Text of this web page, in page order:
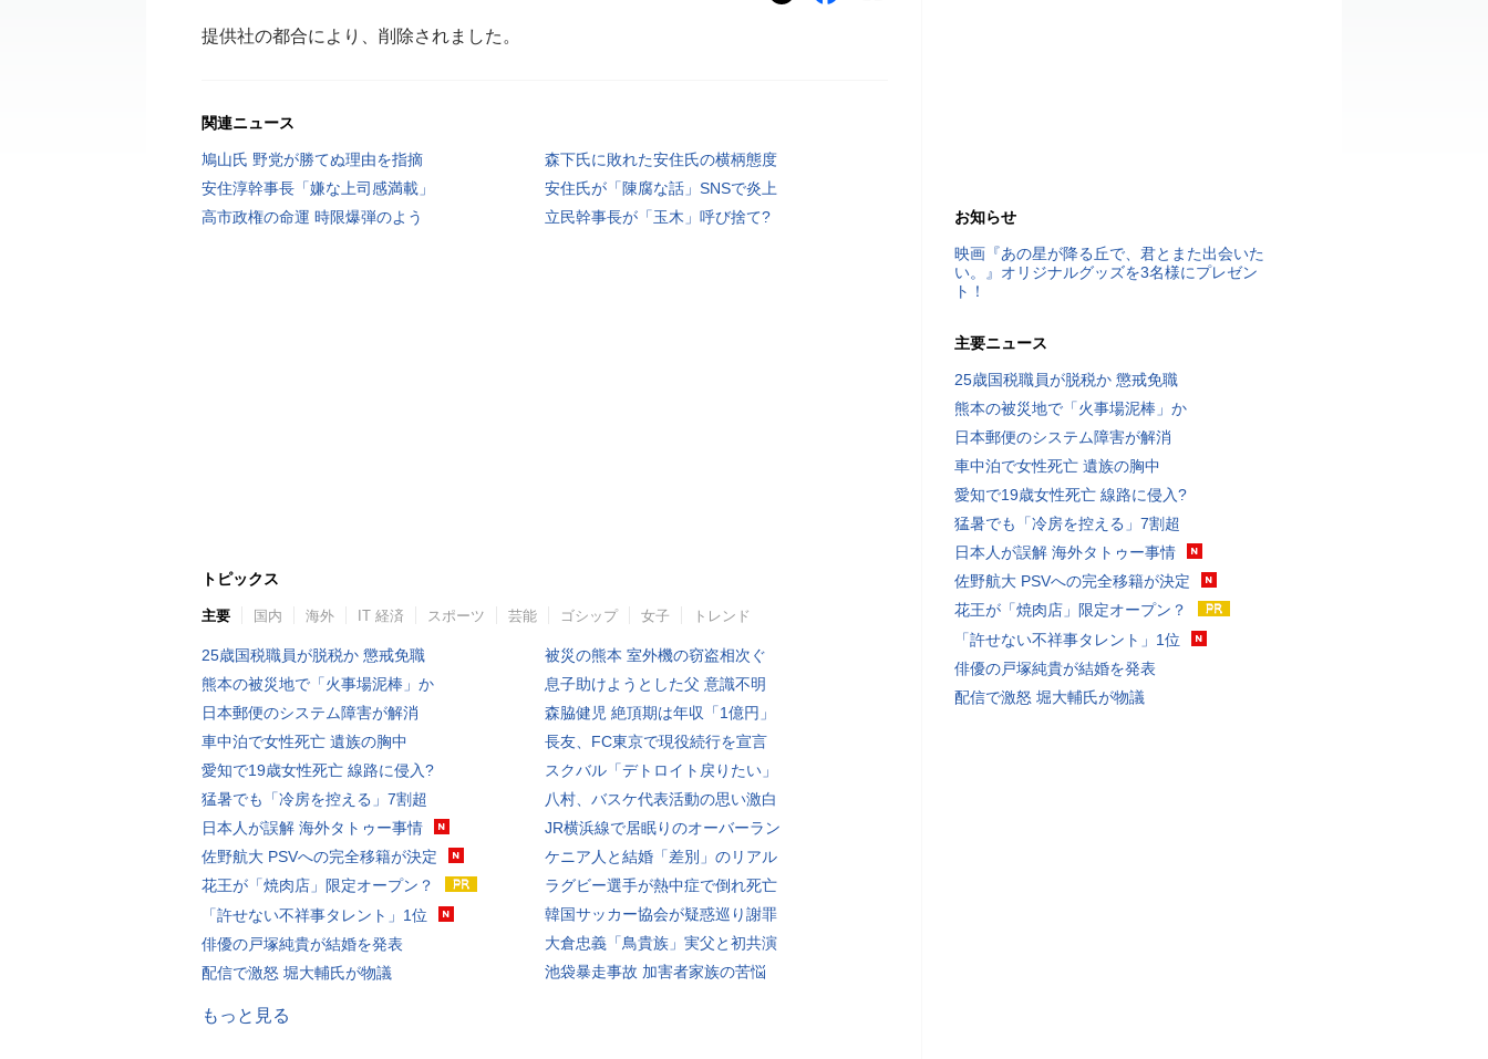
提供社の都合により、削除されました。
関連ニュース
鳩山氏 野党が勝てぬ理由を指摘
森下氏に敗れた安住氏の横柄態度
安住淳幹事長「嫌な上司感満載」
安住氏が「陳腐な話」SNSで炎上
高市政権の命運 時限爆弾のよう
立民幹事長が「玉木」呼び捨て?
トピックス
主要 国内 海外 IT 経済 スポーツ 芸能 ゴシップ 女子 トレンド
25歳国税職員が脱税か 懲戒免職
熊本の被災地で「火事場泥棒」か
日本郵便のシステム障害が解消
車中泊で女性死亡 遺族の胸中
愛知で19歳女性死亡 線路に侵入?
猛暑でも「冷房を控える」7割超
日本人が誤解 海外タトゥー事情
佐野航大 PSVへの完全移籍が決定
花王が「焼肉店」限定オープン？
「許せない不祥事タレント」1位
俳優の戸塚純貴が結婚を発表
配信で激怒 堀大輔氏が物議
被災の熊本 室外機の窃盗相次ぐ
息子助けようとした父 意識不明
森脇健児 絶頂期は年収「1億円」
長友、FC東京で現役続行を宣言
スクバル「デトロイト戻りたい」
八村、バスケ代表活動の思い激白
JR横浜線で居眠りのオーバーラン
ケニア人と結婚「差別」のリアル
ラグビー選手が熱中症で倒れ死亡
韓国サッカー協会が疑惑巡り謝罪
大倉忠義「鳥貴族」実父と初共演
池袋暴走事故 加害者家族の苦悩
もっと見る
お知らせ
映画『あの星が降る丘で、君とまた出会いた
い。』オリジナルグッズを3名様にプレゼン
ト！
主要ニュース
25歳国税職員が脱税か 懲戒免職
熊本の被災地で「火事場泥棒」か
日本郵便のシステム障害が解消
車中泊で女性死亡 遺族の胸中
愛知で19歳女性死亡 線路に侵入?
猛暑でも「冷房を控える」7割超
日本人が誤解 海外タトゥー事情
佐野航大 PSVへの完全移籍が決定
花王が「焼肉店」限定オープン？
「許せない不祥事タレント」1位
俳優の戸塚純貴が結婚を発表
配信で激怒 堀大輔氏が物議